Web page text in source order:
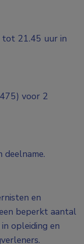
tot 21.45 uur in
voor 2
deelname.
en
beperkt aantal
opleiding en